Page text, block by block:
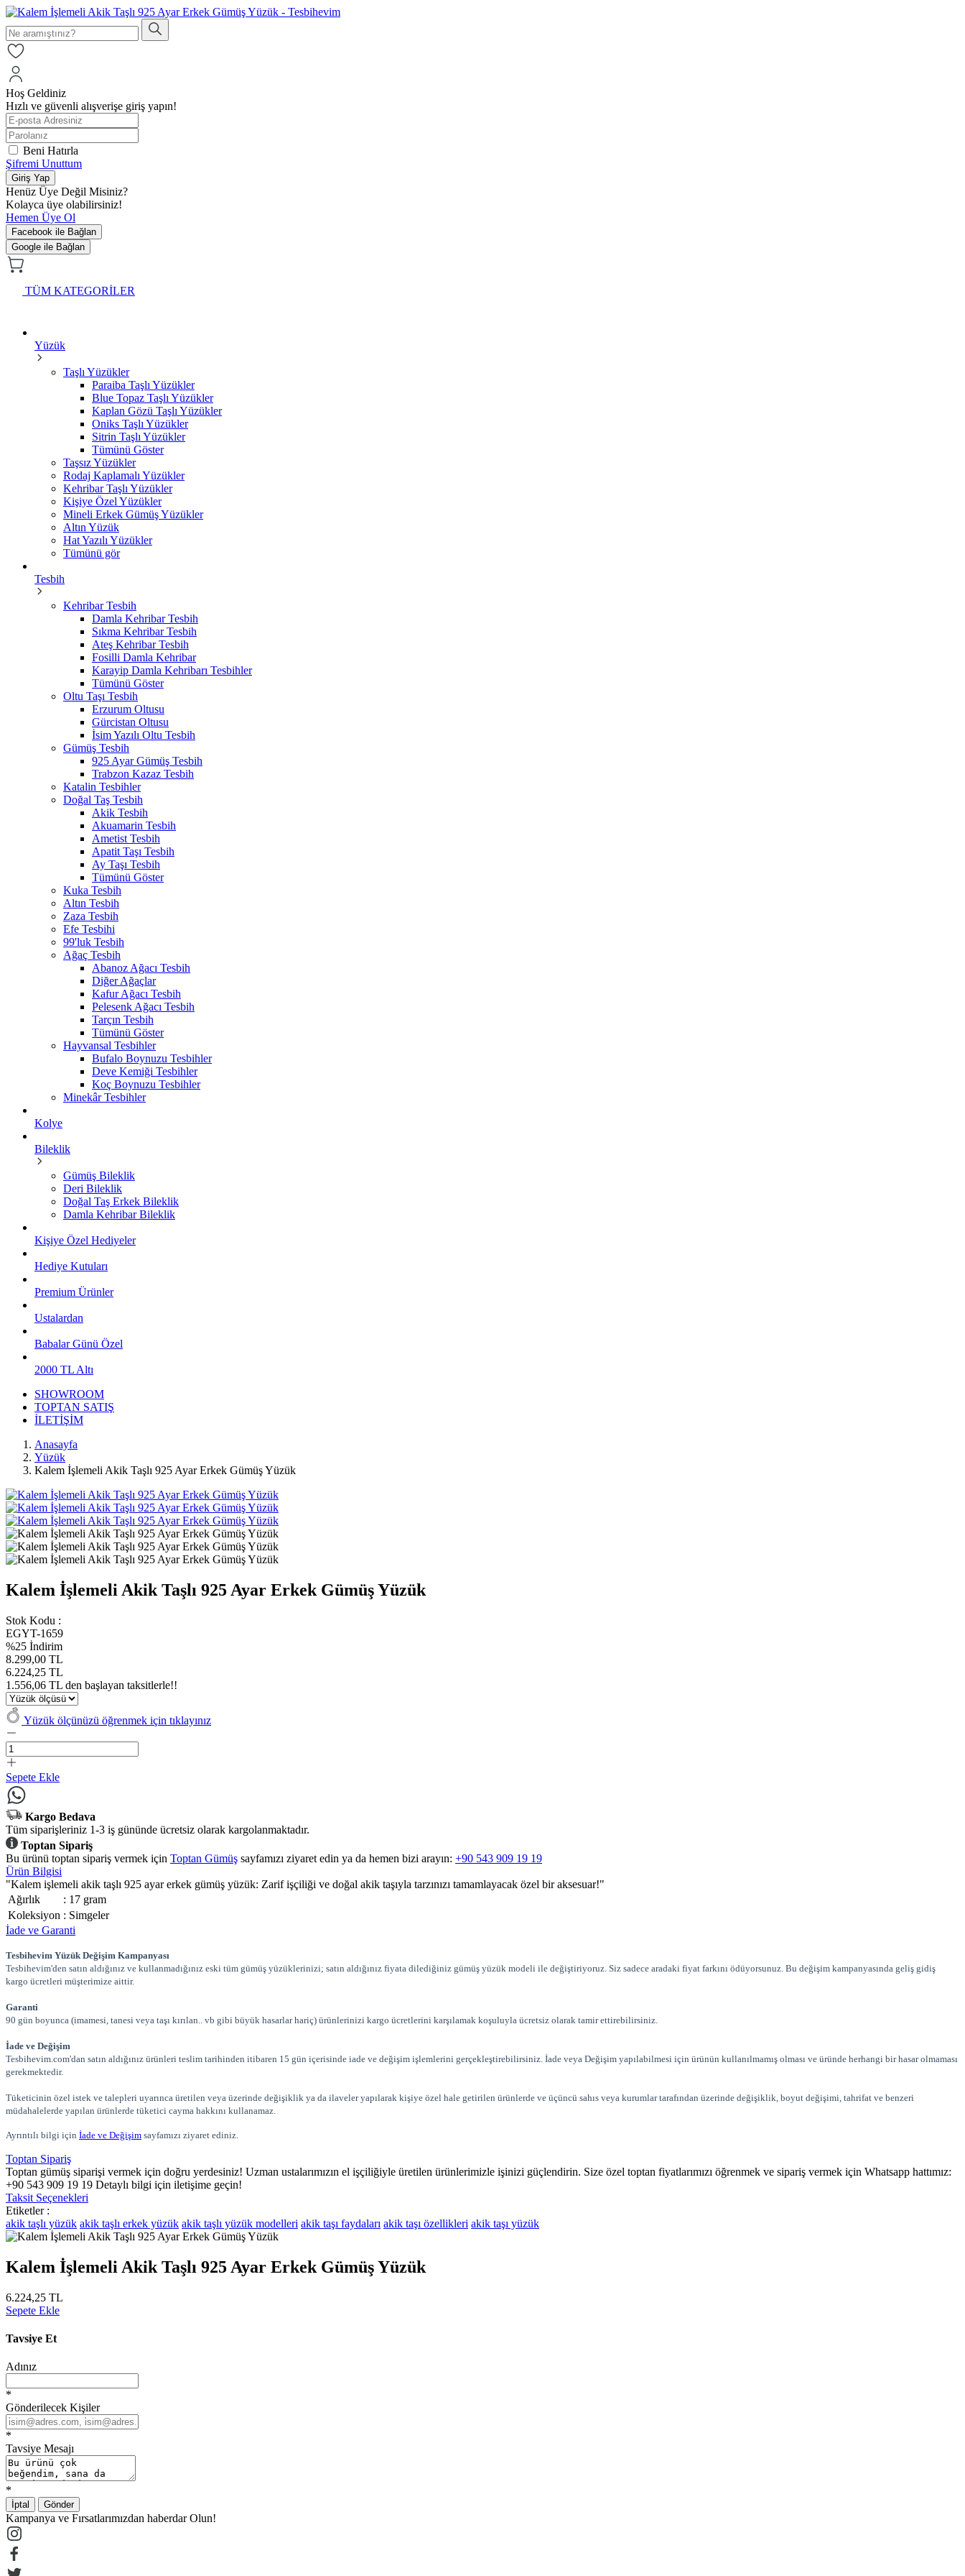
Hoş Geldiniz
Hızlı ve güvenli alışverişe giriş yapın!
Beni Hatırla
Şifremi Unuttum
Giriş Yap
Henüz Üye Değil Misiniz?
Kolayca üye olabilirsiniz!
Hemen Üye Ol
Facebook ile Bağlan
Google ile Bağlan
TÜM KATEGORİLER
Yüzük
Taşlı Yüzükler
Paraiba Taşlı Yüzükler
Blue Topaz Taşlı Yüzükler
Kaplan Gözü Taşlı Yüzükler
Oniks Taşlı Yüzükler
Sitrin Taşlı Yüzükler
Tümünü Göster
Taşsız Yüzükler
Rodaj Kaplamalı Yüzükler
Kehribar Taşlı Yüzükler
Kişiye Özel Yüzükler
Mineli Erkek Gümüş Yüzükler
Altın Yüzük
Hat Yazılı Yüzükler
Tümünü gör
Tesbih
Kehribar Tesbih
Damla Kehribar Tesbih
Sıkma Kehribar Tesbih
Ateş Kehribar Tesbih
Fosilli Damla Kehribar
Karayip Damla Kehribarı Tesbihler
Tümünü Göster
Oltu Taşı Tesbih
Erzurum Oltusu
Gürcistan Oltusu
İsim Yazılı Oltu Tesbih
Gümüş Tesbih
925 Ayar Gümüş Tesbih
Trabzon Kazaz Tesbih
Katalin Tesbihler
Doğal Taş Tesbih
Akik Tesbih
Akuamarin Tesbih
Ametist Tesbih
Apatit Taşı Tesbih
Ay Taşı Tesbih
Tümünü Göster
Kuka Tesbih
Altın Tesbih
Zaza Tesbih
Efe Tesbihi
99'luk Tesbih
Ağaç Tesbih
Abanoz Ağacı Tesbih
Diğer Ağaçlar
Kafur Ağacı Tesbih
Pelesenk Ağacı Tesbih
Tarçın Tesbih
Tümünü Göster
Hayvansal Tesbihler
Bufalo Boynuzu Tesbihler
Deve Kemiği Tesbihler
Koç Boynuzu Tesbihler
Minekâr Tesbihler
Kolye
Bileklik
Gümüş Bileklik
Deri Bileklik
Doğal Taş Erkek Bileklik
Damla Kehribar Bileklik
Kişiye Özel Hediyeler
Hediye Kutuları
Premium Ürünler
Ustalardan
Babalar Günü Özel
2000 TL Altı
SHOWROOM
TOPTAN SATIŞ
İLETİŞİM
Anasayfa
Yüzük
Kalem İşlemeli Akik Taşlı 925 Ayar Erkek Gümüş Yüzük
Kalem İşlemeli Akik Taşlı 925 Ayar Erkek Gümüş Yüzük
Stok Kodu :
EGYT-1659
%25 İndirim
8.299,00 TL
6.224,25 TL
1.556,06 TL den başlayan taksitlerle!!
Yüzük ölçünüzü öğrenmek için tıklayınız
Sepete Ekle
Kargo Bedava
Tüm siparişleriniz 1-3 iş gününde ücretsiz olarak kargolanmaktadır.
Toptan Sipariş
Bu ürünü toptan sipariş vermek için Toptan Gümüş sayfamızı ziyaret edin ya da hemen bizi arayın: +90 543 909 19 19
Ürün Bilgisi
"Kalem işlemeli akik taşlı 925 ayar erkek gümüş yüzük: Zarif işçiliği ve doğal akik taşıyla tarzınızı tamamlayacak özel bir aksesuar!"
Ağırlık
: 17 gram
Koleksiyon : Simgeler
İade ve Garanti
Tesbihevim Yüzük Değişim Kampanyası
Tesbihevim'den satın aldığınız ve kullanmadığınız eski tüm gümüş yüzüklerinizi; satın aldığınız fiyata dilediğiniz gümüş yüzük modeli ile değiştiriyoruz. Siz sadece aradaki fiyat farkını ödüyorsunuz. Bu değişim kampanyasında geliş gidiş
kargo ücretleri müşterimize aittir.
Garanti
90 gün boyunca (imamesi, tanesi veya taşı kırılan.. vb gibi büyük hasarlar hariç) ürünlerinizi kargo ücretlerini karşılamak koşuluyla ücretsiz olarak tamir ettirebilirsiniz.
İade ve Değişim
Tesbihevim.com'dan satın aldığınız ürünleri teslim tarihinden itibaren 15 gün içerisinde iade ve değişim işlemlerini gerçekleştirebilirsiniz. İade veya Değişim yapılabilmesi için ürünün kullanılmamış olması ve üründe herhangi bir hasar olmaması
gerekmektedir.
Tüketicinin özel istek ve talepleri uyarınca üretilen veya üzerinde değişiklik ya da ilaveler yapılarak kişiye özel hale getirilen ürünlerde ve üçüncü sahıs veya kurumlar tarafından üzerinde değişiklik, boyut değişimi, tahrifat ve benzeri
müdahalelerde yapılan ürünlerde tüketici cayma hakkını kullanamaz.
Ayrıntılı bilgi için İade ve Değişim sayfamızı ziyaret ediniz.
Toptan Sipariş
Toptan gümüş siparişi vermek için doğru yerdesiniz! Uzman ustalarımızın el işçiliğiyle üretilen ürünlerimizle işinizi güçlendirin. Size özel toptan fiyatlarımızı öğrenmek ve sipariş vermek için Whatsapp hattımız:
+90 543 909 19 19 Detaylı bilgi için iletişime geçin!
Taksit Seçenekleri
Etiketler :
akik taşlı yüzük akik taşlı erkek yüzük akik taşlı yüzük modelleri akik taşı faydaları akik taşı özellikleri akik taşı yüzük
Kalem İşlemeli Akik Taşlı 925 Ayar Erkek Gümüş Yüzük
6.224,25 TL
Sepete Ekle
Tavsiye Et
Adınız
*
Gönderilecek Kişiler
*
Tavsiye Mesajı
*
İptal Gönder
Kampanya ve Fırsatlarımızdan haberdar Olun!